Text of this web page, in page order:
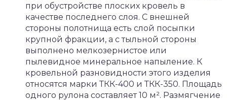
при обустройстве плоских кровель в
качестве последнего слоя. С внешней
стороны полотнища есть слой посыпки
крупной фракции, а с тыльной стороны
выполнено мелкозернистое или
пылевидное минеральное напыление. К
кровельной разновидности этого изделия
относятся марки ТКК-400 и ТКК-350. Площадь
одного рулона составляет 10 м². Размягчение